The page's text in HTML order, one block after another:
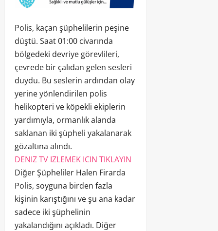
Polis, kaçan şüphelilerin peşine
düştü. Saat 01:00 civarında
bölgedeki devriye görevlileri,
çevrede bir çalıdan gelen sesleri
duydu. Bu seslerin ardından olay
yerine yönlendirilen polis
helikopteri ve köpekli ekiplerin
yardımıyla, ormanlık alanda
saklanan iki şüpheli yakalanarak
gözaltına alındı.
DENIZ TV IZLEMEK ICIN TIKLAYIN
Diğer Şüpheliler Halen Firarda
Polis, soyguna birden fazla
kişinin karıştığını ve şu ana kadar
sadece iki şüphelinin
yakalandığını açıkladı. Diğer